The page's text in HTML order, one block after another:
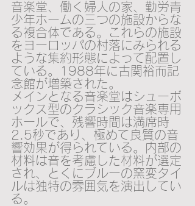
音楽堂、働く婦人の家、勤労青
少年ホームの三つの施設からな
る複合体である。これらの施設
をヨーロッパの村落にみられる
ような集約形態によって配置し
ている。1988年に古関裕而記
念館が増築された。
メインとなる音楽堂はシューボ
ックス型のクラシック音楽専用
ホールで、残響時間は満席時
2.5秒であり、極めて良質の音
響効果が得られている。内部の
材料は音を考慮した材料が選定
され、とくにブルーの窯変タイ
ルは独特の雰囲気を演出してい
る。